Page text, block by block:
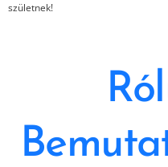
születnek!